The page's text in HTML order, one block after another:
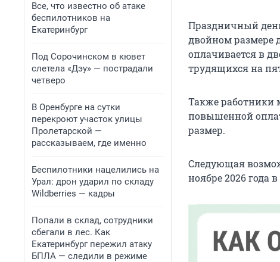
Все, что известно об атаке
беспилотников на
Екатеринбург
Под Сорочинском в кювет
слетела «Дэу» — пострадали
четверо
В Оренбурге на сутки
перекроют участок улицы
Пролетарской —
рассказываем, где именно
Беспилотники нацелились на
Урал: дрон ударил по складу
Wildberries — кадры
Попали в склад, сотрудники
сбегали в лес. Как
Екатеринбург пережил атаку
БПЛА — следили в режиме
Праздничный
двойном размере
оплачивается в
трудящихся на
Также работники
повышенной
размер.
Следующая
ноябре 2026 года